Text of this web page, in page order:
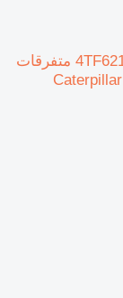
IDLER SHAFT CAM لكل: كاتربيلر 3116 4TF62166 متفرقات